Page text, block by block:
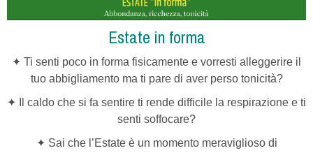
Estate in forma
✦ Ti senti poco in forma fisicamente e vorresti alleggerire il
tuo abbigliamento ma ti pare di aver perso tonicità?
✦ Il caldo che si fa sentire ti rende difficile la respirazione e ti
senti soffocare?
✦ Sai che l’Estate è un momento meraviglioso di